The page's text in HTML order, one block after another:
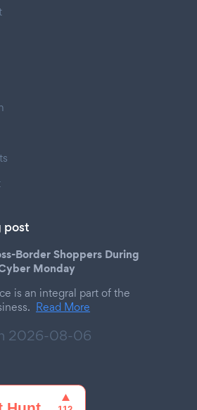
post
Border Shoppers During
Monday
is an integral part of the
Read More
2026-08-06